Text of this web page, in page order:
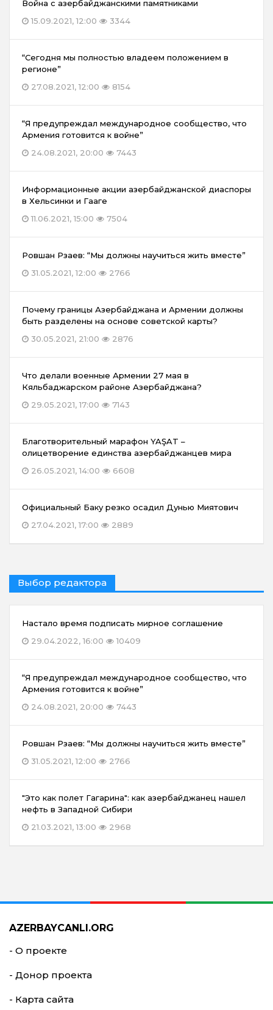
Война с азербайджанскими памятниками
15.09.2021, 12:00
3344
“Сегодня мы полностью владеем положением в
регионе”
27.08.2021, 12:00
8154
“Я предупреждал международное сообщество, что
Армения готовится к войне”
24.08.2021, 20:00
7443
Информационные акции азербайджанской диаспоры
в Хельсинки и Гааге
11.06.2021, 15:00
7504
Ровшан Рзаев: “Мы должны научиться жить вместе”
31.05.2021, 12:00
2766
Почему границы Азербайджана и Армении должны
быть разделены на основе советской карты?
30.05.2021, 21:00
2876
Что делали военные Армении 27 мая в
Кяльбаджарском районе Азербайджана?
29.05.2021, 17:00
7143
Благотворительный марафон YAŞAT –
олицетворение единства азербайджанцев мира
26.05.2021, 14:00
6608
Официальный Баку резко осадил Дунью Миятович
27.04.2021, 17:00
2889
Выбор редактора
Настало время подписать мирное соглашение
29.04.2022, 16:00
10409
“Я предупреждал международное сообщество, что
Армения готовится к войне”
24.08.2021, 20:00
7443
Ровшан Рзаев: “Мы должны научиться жить вместе”
31.05.2021, 12:00
2766
"Это как полет Гагарина": как азербайджанец нашел
нефть в Западной Сибири
21.03.2021, 13:00
2968
AZERBAYCANLI.ORG
- О проекте
- Донор проекта
- Карта сайта